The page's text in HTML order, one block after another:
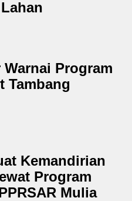
Warnai Program
Tambang
Kemandirian
Program
Mulia